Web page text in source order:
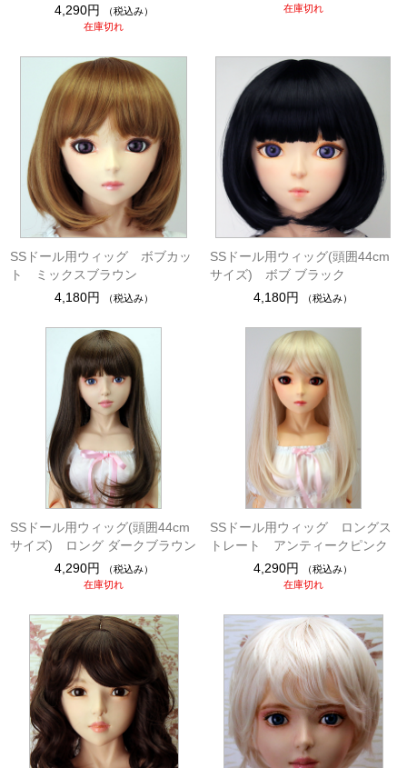
4,290円
（税込み）
在庫切れ
在庫切れ
SSドール用ウィッグ ボブカッ
ト ミックスブラウン
4,180円
（税込み）
SSドール用ウィッグ(頭囲44cm
サイズ) ボブ ブラック
4,180円
（税込み）
SSドール用ウィッグ(頭囲44cm
サイズ) ロング ダークブラウン
4,290円
（税込み）
在庫切れ
SSドール用ウィッグ ロングス
トレート アンティークピンク
4,290円
（税込み）
在庫切れ